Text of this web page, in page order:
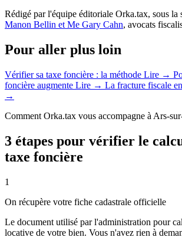
Rédigé par l'équipe éditoriale Orka.tax, sous la
Manon Bellin et Me Gary Cahn, avocats
Pour aller plus loin
Vérifier sa taxe foncière : la méthode Lire →
foncière augmente Lire → La fracture fiscale
→
Comment Orka.tax vous accompagne à Ars-
3 étapes pour vérifier le
taxe foncière
1
On récupère votre fiche cadastrale officielle
Le document utilisé par l'administration pour
locative de votre bien. Vous n'avez rien à